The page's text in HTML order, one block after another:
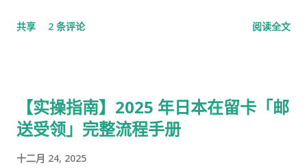
槽的。 第1号被保险者：20岁以上60岁未满农业者，自营业者，
共享 2 条评论 阅读全文
【实操指南】2025 年日本在留卡「邮
送受领」完整流程手册
十二月 24, 2025